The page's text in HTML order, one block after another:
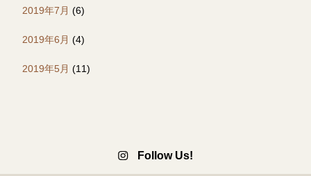
2019年7月 (6)
2019年6月 (4)
2019年5月 (11)
Follow Us!